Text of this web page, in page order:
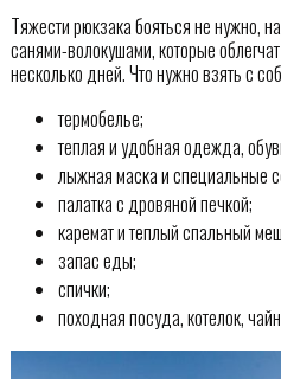
Тяжести рюкзака бояться не нужно,
санями-волокушами, которые
несколько дней. Что нужно взять с
термобелье;
теплая и удобная одежда,
лыжная маска и специальные
палатка с дровяной печкой;
каремат и теплый спальный
запас еды;
спички;
походная посуда, котелок,